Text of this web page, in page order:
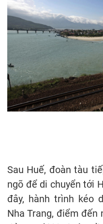
Sau Huế, đoàn tàu
ngõ để di chuyển tới
đây, hành trình kéo
Nha Trang, điểm đến